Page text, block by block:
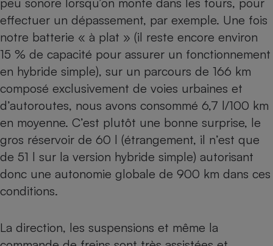
effectuer un dépassement, par exemple. Une fois
notre batterie « à plat » (il reste encore environ
15 % de capacité pour assurer un fonctionnement
en hybride simple), sur un parcours de 166 km
composé exclusivement de voies urbaines et
d’autoroutes, nous avons consommé 6,7 l/100 km
en moyenne. C’est plutôt une bonne surprise, le
gros réservoir de 60 l (étrangement, il n’est que
de 51 l sur la version hybride simple) autorisant
donc une autonomie globale de 900 km dans ces
conditions.
La direction, les suspensions et même la